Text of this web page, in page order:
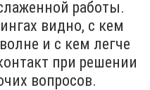
работы.
видно, с кем
и с кем легче
при решении
вопросов.